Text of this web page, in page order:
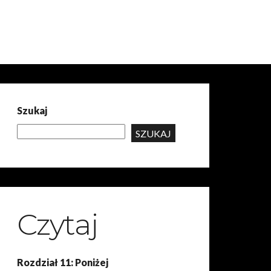
Szukaj
SZUKAJ
Czytaj
Rozdział 11: Poniżej